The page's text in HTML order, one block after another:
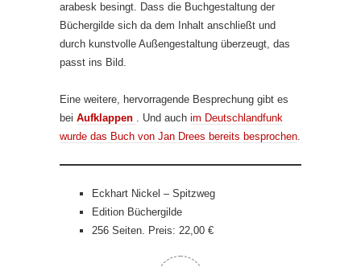
arabesk besingt. Dass die Buchgestaltung der
Büchergilde sich da dem Inhalt anschließt und
durch kunstvolle Außengestaltung überzeugt, das
passt ins Bild.
Eine weitere, hervorragende Besprechung gibt es
bei Aufklappen . Und auch im Deutschlandfunk
wurde das Buch von Jan Drees bereits besprochen
Eckhart Nickel – Spitzweg
Edition Büchergilde
256 Seiten. Preis: 22,00 €